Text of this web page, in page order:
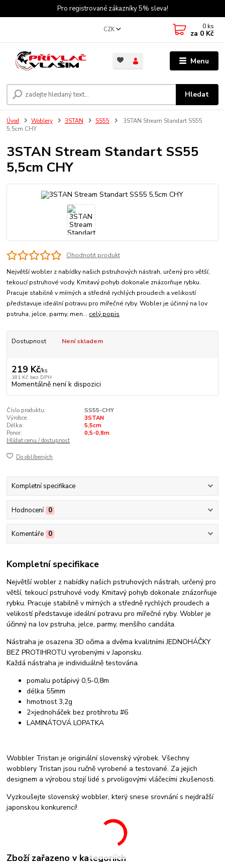
Pro registrované zákazníky 5% sleva!
Menu
CZK
Hledat
0 ks
za 0 Kč
Úvod Woblery 3STAN SS55
3STAN Stream Standart SS55
5,5cm CHY
3STAN Stream Standart SS55
5,5cm CHY
Ohodnotit produkt
Největší wobler z nabídky našich pstruhových nástrah, určený pro větší,
tekoucí pstruhové vody. Kmitavý pohyb dokonale znázorňuje rybku.
Pracuje stabilně v mírných a středně rychlých proudech a velikostí
představuje ideální potravu pro mířečné ryby. Wobler je účinný na lov
pstruha, jelce, parmy, men... celý popis
Dostupnost Není skladem
219 Kč/ks
181 Kč bez DPH
Momentálně není k dispozici
Číslo produktu:
SS55-CHY
Výrobce:
3STAN
Délka:
5,5cm
Ponor:
0,5-0,8m
Hlídat cenu / dostupnost
Do oblíbených
Kompletní specifikace
Hodnocení 0
Komentáře 0
Kompletní specifikace
Největší wobler z nabídky našich pstruhových nástrah, určený pro
větší, tekoucí pstruhové vody. Kmitavý pohyb dokonale znázorňuje
rybku. Pracuje stabilně v mírných a středně rychlých proudech a
velikostí představuje ideální potravu pro mířečné ryby. Wobler je
účinný na lov pstruha, jelce, parmy, menšího candáta.
Nástraha je osazena 3D očima a dvěma kvalitními JEDNOHÁČKY
BEZ PROTIHROTU vyrobenými v Japonsku.
Každá nástraha je individuálně testována.
pomalu potápivý 0,5-0,8m
délka 55mm
hmotnost 3,2g
2×jednoháček bez protihrotu #6
LAMINÁTOVÁ LOPATKA
Wobbler Tristan je originální slovenský výrobek. Všechny
wobblery Tristan jsou ručně vyrobené a testované. Za jejich
designem a výrobou stojí lidé s prvoligovými vláčecími zkušenosti.
Vyzkoušejte slovenský wobbler, který snese srovnání s nejdražší
japonskou konkurencí!
Zboží zařazeno v kategoriích